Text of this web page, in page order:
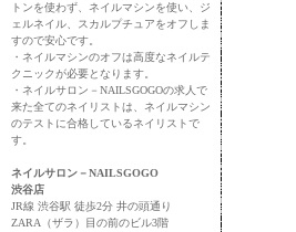
トンを使わず、ネイルマシンを使い、ジ
ェルネイル、スカルプチュアをオフしま
すので安心です。
・ネイルマシンのオフは高度なネイルテ
クニックが必要となります。
・ネイルサロン－NAILSGOGOの求人で
来た全てのネイリストは、ネイルマシン
のテストに合格しているネイリストで
す。
ネイルサロン－NAILSGOGO
渋谷店
JR線 渋谷駅 徒歩2分 井の頭通り
ZARA（ザラ）目の前のビル3階